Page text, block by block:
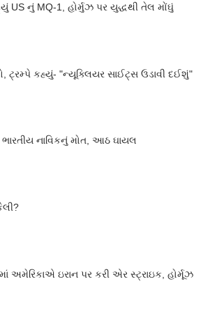
US નું MQ-1, હોર્મુઝ પર યુદ્ધથી તેલ મોંઘું
ટ્રમ્પે કહ્યું- "ન્યૂક્લિયર સાઈટ્સ ઉડાવી દઈશું"
નાવિકનું મોત, આઠ ઘાયલ
અમેરિકાએ ઇરાન પર કરી એર સ્ટ્રાઇક, હોર્મૂઝ